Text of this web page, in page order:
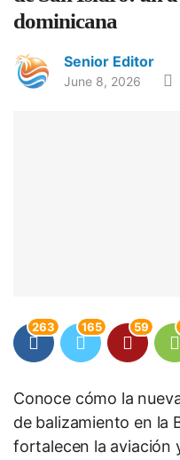
dominicana
Senior Editor
June 8, 2026
263 165 59
Conoce cómo la
de balizamiento en la
fortalecen la aviación